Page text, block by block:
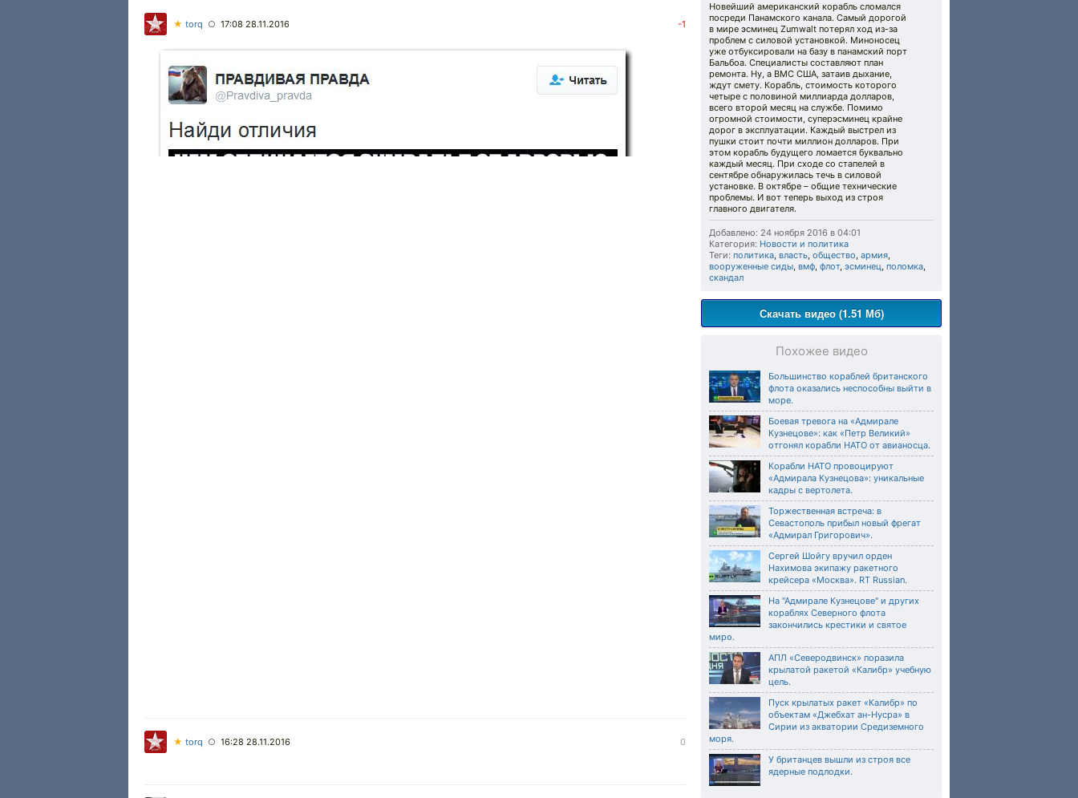
Новейший американский корабль сломался
посреди Панамского канала. Самый дорогой
в мире эсминец Zumwalt потерял ход из-за
проблем с силовой установкой. Миноносец
уже отбуксировали на базу в панамский порт
Бальбоа. Специалисты составляют план
ремонта. Ну, а ВМС США, затаив дыхание,
ждут смету. Корабль, стоимость которого
четыре с половиной миллиарда долларов,
всего второй месяц на службе. Помимо
огромной стоимости, суперэсминец крайне
дорог в эксплуатации. Каждый выстрел из
пушки стоит почти миллион долларов. При
этом корабль будущего ломается буквально
каждый месяц. При сходе со стапелей в
сентябре обнаружилась течь в силовой
установке. В октябре – общие технические
проблемы. И вот теперь выход из строя
главного двигателя.
Добавлено: 24 ноября 2016 в 04:01
Категория: Новости и политика
Теги: политика, власть, общество, армия,
вооруженные сиды, вмф, флот, эсминец, поломка,
скандал
Скачать видео (1.51 Мб)
Похожее видео
Большинство кораблей британского
флота оказались неспособны выйти в
море.
Боевая тревога на «Адмирале
Кузнецове»: как «Петр Великий»
отгонял корабли НАТО от авианосца.
Корабли НАТО провоцируют
«Адмирала Кузнецова»: уникальные
кадры с вертолета.
Торжественная встреча: в
Севастополь прибыл новый фрегат
«Адмирал Григорович».
Сергей Шойгу вручил орден
Нахимова экипажу ракетного
крейсера «Москва». RT Russian.
На "Адмирале Кузнецове" и других
кораблях Северного флота
закончились крестики и святое
миро.
АПЛ «Северодвинск» поразила
крылатой ракетой «Калибр» учебную
цель.
Пуск крылатых ракет «Калибр» по
объектам «Джебхат ан-Нусра» в
Сирии из акватории Средиземного
моря.
У британцев вышли из строя все
ядерные подлодки.
★ torq ○ 17:08 28.11.2016 -1
★ torq ○ 16:28 28.11.2016 0